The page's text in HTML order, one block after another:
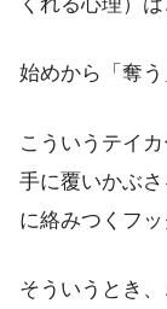
始めから「奪う
こういうテイ
手に覆いかぶ
に絡みつくフ
そういうとき